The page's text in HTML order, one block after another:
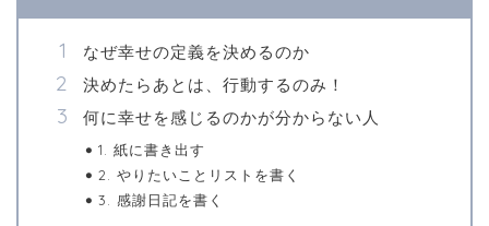
なぜ幸せの定義を決めるのか
決めたらあとは、行動するのみ！
何に幸せを感じるのかが分からない人
1. 紙に書き出す
2. やりたいことリストを書く
3. 感謝日記を書く